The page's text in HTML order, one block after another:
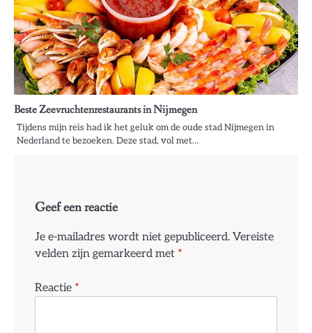
Beste Zeevruchtenrestaurants in Nijmegen
Tijdens mijn reis had ik het geluk om de oude stad Nijmegen in
Nederland te bezoeken. Deze stad, vol met…
Geef een reactie
Je e-mailadres wordt niet gepubliceerd. Vereiste
velden zijn gemarkeerd met *
Reactie *